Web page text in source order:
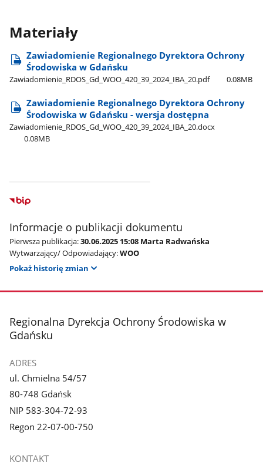
Materiały
Zawiadomienie Regionalnego Dyrektora Ochrony
Środowiska w Gdańsku
Zawiadomienie​_RDOS​_Gd​_WOO​_420​_39​_2024​_IBA​_20.pdf 0.08MB
Zawiadomienie Regionalnego Dyrektora Ochrony
Środowiska w Gdańsku - wersja dostępna
Zawiadomienie​_RDOS​_Gd​_WOO​_420​_39​_2024​_IBA​_20.docx
0.08MB
Informacje o publikacji dokumentu
Pierwsza publikacja:30.06.2025 15:08 Marta Radwańska
Wytwarzający/ Odpowiadający:WOO
Pokaż historię zmian
stopka
Regionalna Dyrekcja Ochrony Środowiska w
Gdańsku
ADRES
ul. Chmielna 54/57
80-748 Gdańsk
NIP 583-304-72-93
Regon 22-07-00-750
KONTAKT